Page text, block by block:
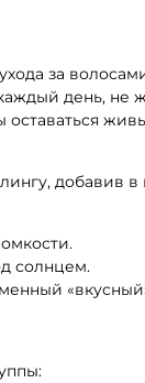
за
день, не
оставаться
добавив
солнцем.